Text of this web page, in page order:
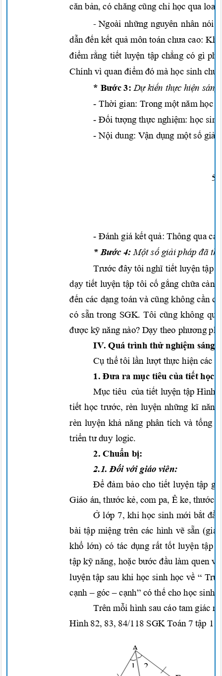
căn bản, cóchăng cũng chỉ họcqua loa
-Ngoài nhữngnguyên nhân nói
dẫn đến kết quảmôn toánchưa cao: Khi
điểm rằng tiết luyện tập chẳngcó gì
Chính vì quanđiểm đó màhọc sinh
* Bước3: Dự kiến thực hiện sáng
-Thời gian: Trongmột năm học
-Đối tượng thực nghiệm: học
-Nội dung:Vận dụng một số giả
-Đánh giákết quả: Thông qua
*Bước4:Một số giảiphápđã
Trước đâytôinghĩ tiết luyện tập
dạy tiết luyện tậptôi cố gắng chữacàng
đến các dạngtoán vàcũngkhông cần
có sẵntrong SGK. Tôicũngkhông
được kỹ năngnào?Dạy theo phương
IV. Quá trìnhthử nghiệmsáng
Cụ thể tôi lần lượt thực hiện các
1.Đưa ramục tiêucủa tiết học:
Mụctiêu của tiết luyện tậpHình
tiết học trước,rènluyện những kĩ
rèn luyện khả năng phân tích vàtổng
triển tư duy logic.
2.Chuẩn bị:
2.1.Đối với giáo viên:
Để đảm bảocho tiết luyện tập
Giáo án, thước kẻ, com pa, Ê ke, thước
Ở lớp7, khihọc sinh mới bắt
bàitập miệngtrên các hình vẽ sẵn
khổ lớn) có tác dụng rất tốt luyện tập
tập kỹ năng, hoặc bước đầulàm quen
luyện tập sau khi học sinh học về“
cạnh– góc – cạnh” cóthế chohọc sinh
Trênmỗihình sau cáo tam giác
Hình 82, 83, 84/118 SGK Toán 7tập 1
A
1 2